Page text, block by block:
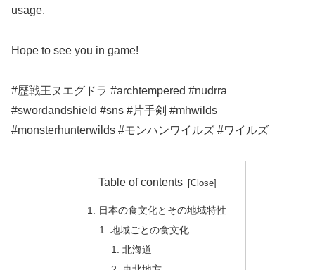
usage.
Hope to see you in game!
#歴戦王ヌエグドラ #archtempered #nudrra
#swordandshield #sns #片手剣 #mhwilds
#monsterhunterwilds #モンハンワイルズ #ワイルズ
Table of contents
日本の食文化とその地域特性
地域ごとの食文化
北海道